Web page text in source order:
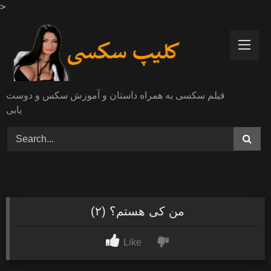
>
content
فیلم سکسی به همراه داستان و آموزش سکس و دوست
یابی
من کی هستم؟ (۲)
Like